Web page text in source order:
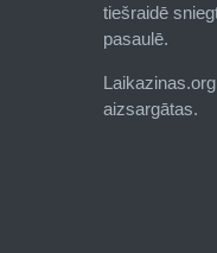
tiešraidē
pasaulē.
aizsargātas.